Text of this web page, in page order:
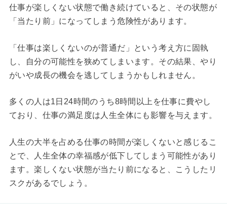
仕事が楽しくない状態で働き続けていると、その状態が
「当たり前」になってしまう危険性があります。
「仕事は楽しくないのが普通だ」という考え方に固執
し、自分の可能性を狭めてしまいます。その結果、やり
がいや成長の機会を逃してしまうかもしれません。
多くの人は1日24時間のうち8時間以上を仕事に費やし
ており、仕事の満足度は人生全体にも影響を与えます。
人生の大半を占める仕事の時間が楽しくないと感じるこ
とで、人生全体の幸福感が低下してしまう可能性があり
ます。楽しくない状態が当たり前になると、こうしたリ
スクがあるでしょう。